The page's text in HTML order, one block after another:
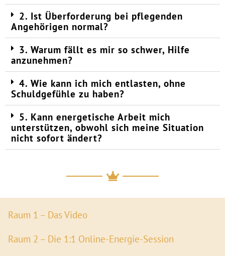
2. Ist Überforderung bei pflegenden
Angehörigen normal?
3. Warum fällt es mir so schwer, Hilfe
anzunehmen?
4. Wie kann ich mich entlasten, ohne
Schuldgefühle zu haben?
5. Kann energetische Arbeit mich
unterstützen, obwohl sich meine Situation
nicht sofort ändert?
Raum 1 – Das Video
Raum 2 – Die 1:1 Online-Energie-Session